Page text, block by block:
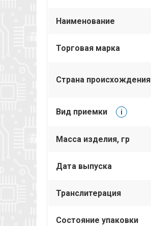
Наименование
Торговая марка
Страна происхождения
Вид приемки i
Масса изделия, гр
Дата выпуска
Транслитерация
Состояние упаковки